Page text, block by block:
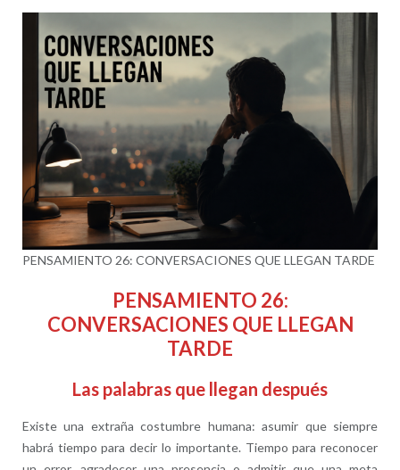
PENSAMIENTO 26: CONVERSACIONES QUE LLEGAN TARDE
PENSAMIENTO 26:
CONVERSACIONES QUE LLEGAN
TARDE
Las palabras que llegan después
Existe una extraña costumbre humana: asumir que siempre
habrá tiempo para decir lo importante. Tiempo para reconocer